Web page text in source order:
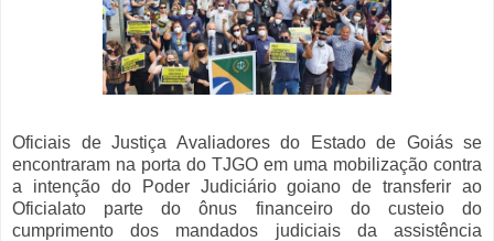
Oficiais de Justiça Avaliadores do Estado de Goiás se
encontraram na porta do TJGO em uma mobilização contra
a intenção do Poder Judiciário goiano de transferir ao
Oficialato parte do ônus financeiro do custeio do
cumprimento dos mandados judiciais da assistência